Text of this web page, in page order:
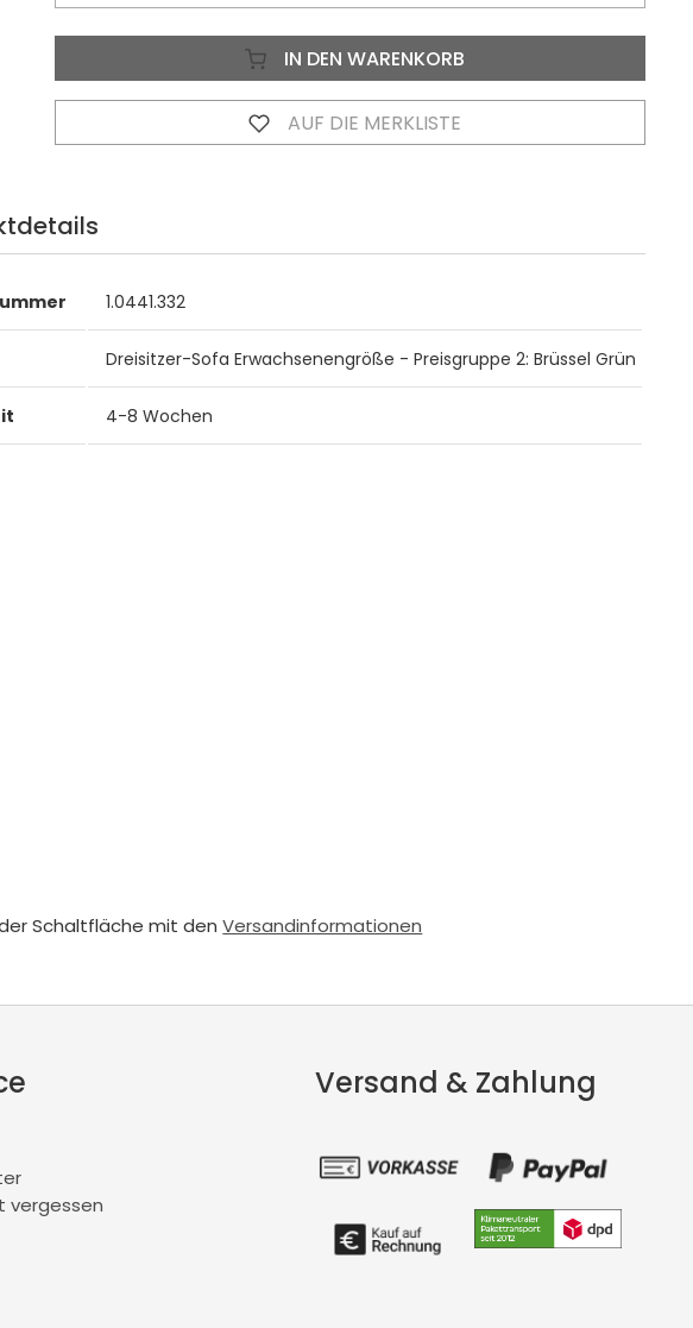
IN DEN WARENKORB
AUF DIE MERKLISTE
1.0441.332
Dreisitzer-Sofa Erwachsenengröße - Preisgruppe 2: Brüssel Grün
4-8 Wochen
Schaltfläche mit denVersandinformationen
vergessen
Versand & Zahlung